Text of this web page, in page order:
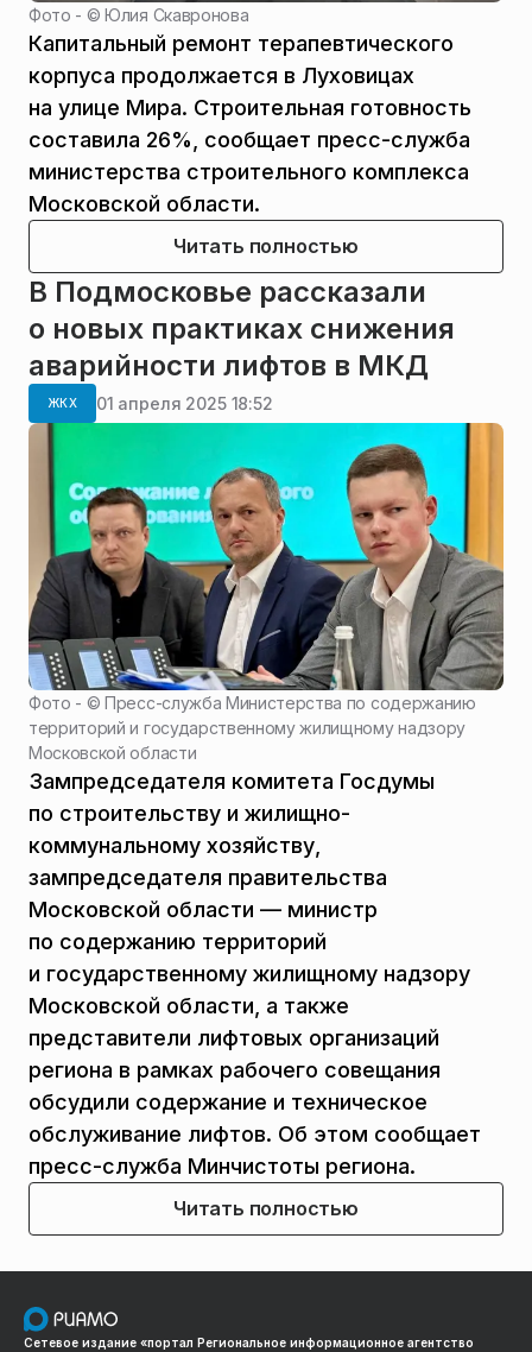
Фото - ©Юлия Скавронова
Капитальный ремонт терапевтического
корпуса продолжается в Луховицах
на улице Мира. Строительная готовность
составила 26%, сообщает пресс-служба
министерства строительного комплекса
Московской области.
Читать полностью
В Подмосковье рассказали
о новых практиках снижения
аварийности лифтов в МКД
ЖКХ 01 апреля 2025 18:52
Фото - ©Пресс-служба Министерства по содержанию
территорий и государственному жилищному надзору
Московской области
Зампредседателя комитета Госдумы
по строительству и жилищно-
коммунальному хозяйству,
зампредседателя правительства
Московской области — министр
по содержанию территорий
и государственному жилищному надзору
Московской области, а также
представители лифтовых организаций
региона в рамках рабочего совещания
обсудили содержание и техническое
обслуживание лифтов. Об этом сообщает
пресс-служба Минчистоты региона.
Читать полностью
Сетевое издание «портал Региональное информационное агентство